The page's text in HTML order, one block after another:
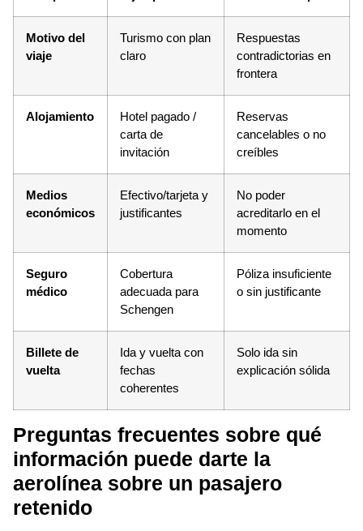
Motivo del
viaje
Turismo con plan
claro
Respuestas
contradictorias en
frontera
Alojamiento
Hotel pagado /
carta de
invitación
Reservas
cancelables o no
creíbles
Medios
económicos
Efectivo/tarjeta y
justificantes
No poder
acreditarlo en el
momento
Seguro
médico
Cobertura
adecuada para
Schengen
Póliza insuficiente
o sin justificante
Billete de
vuelta
Ida y vuelta con
fechas
coherentes
Solo ida sin
explicación sólida
Preguntas frecuentes sobre qué
información puede darte la
aerolínea sobre un pasajero
retenido